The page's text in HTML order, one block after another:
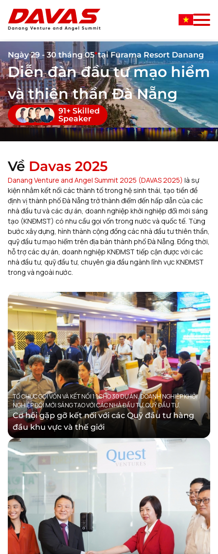
Ngày 29 - 30 tháng 05*tại Furama Resort Danang
Diễn đàn đầu tư mạo hiểm
và thiên thần Đà Nẵng
91+ Skilled
Speaker
Về Davas 2025
Danang Venture and Angel Summit 2025 (DAVAS 2025) là sự
kiện nhằm kết nối các thành tố trong hệ sinh thái, tạo tiền đề
định vị thành phố Đà Nẵng trở thành điểm đến hấp dẫn của các
nhà đầu tư và các dự án, doanh nghiệp khởi nghiệp đổi mới sáng
tạo (KNĐMST) có nhu cầu gọi vốn trong nước và quốc tế. Từng
bước xây dựng, hình thành cộng đồng các nhà đầu tư thiên thần,
quỹ đầu tư mạo hiểm trên địa bàn thành phố Đà Nẵng. Đồng thời,
hỗ trợ các dự án, doanh nghiệp KNĐMST tiếp cận được với các
nhà đầu tư, quỹ đầu tư, chuyên gia đầu ngành lĩnh vực KNĐMST
trong và ngoài nước.
TỔ CHỨC GỌI VỐN VÀ KẾT NỐI 1:1 CHO 30 DỰ ÁN, DOANH NGHIỆP KHỞI
NGHIỆP ĐỔI MỚI SÁNG TẠO VỚI CÁC NHÀ ĐẦU TƯ, QUỸ ĐẦU TƯ.
Cơ hội gặp gỡ kết nối với các Quỹ đầu tư hàng
đầu khu vực và thế giới